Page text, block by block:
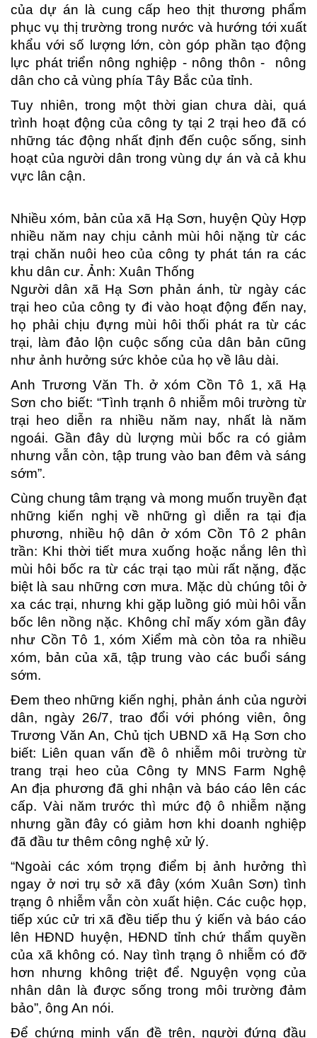
của dự án là cung cấp heo thịt thương phẩm
phục vụ thị trường trong nước và hướng tới xuất
khẩu với số lượng lớn, còn góp phần tạo động
lực phát triển nông nghiệp - nông thôn - nông
dân cho cả vùng phía Tây Bắc của tỉnh.
Tuy nhiên, trong một thời gian chưa dài, quá
trình hoạt động của công ty tại 2 trại heo đã có
những tác động nhất định đến cuộc sống, sinh
hoạt của người dân trong vùng dự án và cả khu
vực lân cận.
Nhiều xóm, bản của xã Hạ Sơn, huyện Qùy Hợp
nhiều năm nay chịu cảnh mùi hôi nặng từ các
trại chăn nuôi heo của công ty phát tán ra các
khu dân cư. Ảnh: Xuân Thống
Người dân xã Hạ Sơn phản ánh, từ ngày các
trại heo của công ty đi vào hoạt động đến nay,
họ phải chịu đựng mùi hôi thối phát ra từ các
trại, làm đảo lộn cuộc sống của dân bản cũng
như ảnh hưởng sức khỏe của họ về lâu dài.
Anh Trương Văn Th. ở xóm Cồn Tô 1, xã Hạ
Sơn cho biết: “Tình trạnh ô nhiễm môi trường từ
trại heo diễn ra nhiều năm nay, nhất là năm
ngoái. Gần đây dù lượng mùi bốc ra có giảm
nhưng vẫn còn, tập trung vào ban đêm và sáng
sớm”.
Cùng chung tâm trạng và mong muốn truyền đạt
những kiến nghị về những gì diễn ra tại địa
phương, nhiều hộ dân ở xóm Cồn Tô 2 phân
trần: Khi thời tiết mưa xuống hoặc nắng lên thì
mùi hôi bốc ra từ các trại tạo mùi rất nặng, đặc
biệt là sau những cơn mưa. Mặc dù chúng tôi ở
xa các trại, nhưng khi gặp luồng gió mùi hôi vẫn
bốc lên nồng nặc. Không chỉ mấy xóm gần đây
như Cồn Tô 1, xóm Xiểm mà còn tỏa ra nhiều
xóm, bản của xã, tập trung vào các buổi sáng
sớm.
Đem theo những kiến nghị, phản ánh của người
dân, ngày 26/7, trao đổi với phóng viên, ông
Trương Văn An, Chủ tịch UBND xã Hạ Sơn cho
biết: Liên quan vấn đề ô nhiễm môi trường từ
trang trại heo của Công ty MNS Farm Nghệ
An địa phương đã ghi nhận và báo cáo lên các
cấp. Vài năm trước thì mức độ ô nhiễm nặng
nhưng gần đây có giảm hơn khi doanh nghiệp
đã đầu tư thêm công nghệ xử lý.
“Ngoài các xóm trọng điểm bị ảnh hưởng thì
ngay ở nơi trụ sở xã đây (xóm Xuân Sơn) tình
trạng ô nhiễm vẫn còn xuất hiện. Các cuộc họp,
tiếp xúc cử tri xã đều tiếp thu ý kiến và báo cáo
lên HĐND huyện, HĐND tỉnh chứ thẩm quyền
của xã không có. Nay tình trạng ô nhiễm có đỡ
hơn nhưng không triệt để. Nguyện vọng của
nhân dân là được sống trong môi trường đảm
bảo”, ông An nói.
Để chứng minh vấn đề trên, người đứng đầu